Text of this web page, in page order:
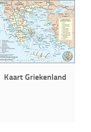
Kaart Griekenland